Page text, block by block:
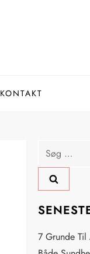
KONTAKT
Søg
efter:
7 Grunde